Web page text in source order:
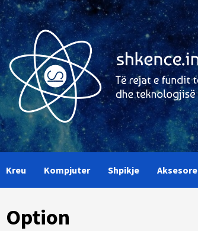
Skip
to
content
Kreu Kompjuter Shpikje Aksesore
Option